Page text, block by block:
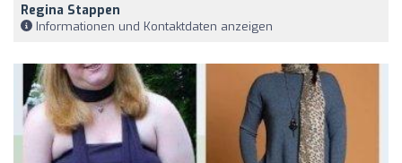
Regina Stappen
Informationen und Kontaktdaten anzeigen